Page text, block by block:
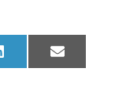
LinkedIn Email